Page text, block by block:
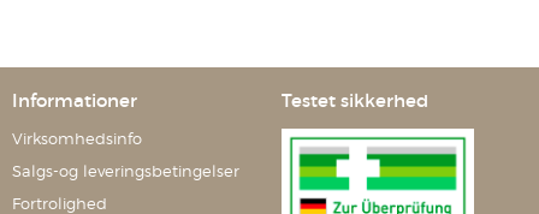
Informationer
Virksomhedsinfo
Salgs-og leveringsbetingelser
Fortrolighed
Testet sikkerhed